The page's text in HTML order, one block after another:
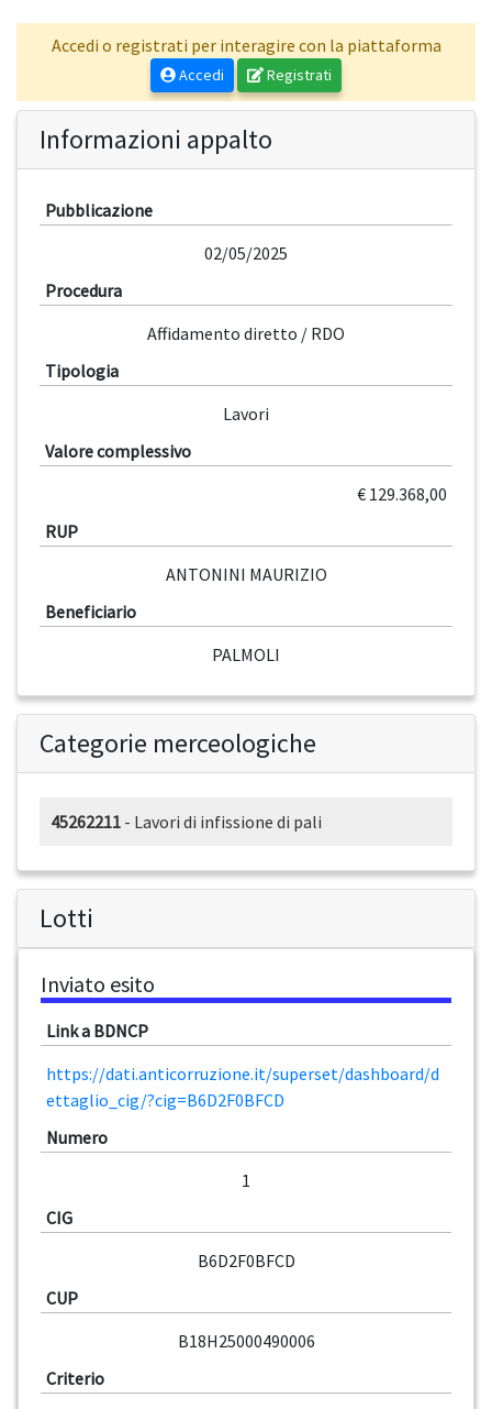
Accedi o registrati per interagire con la piattaforma
Accedi Registrati
Informazioni appalto
Pubblicazione
02/05/2025
Procedura
Affidamento diretto / RDO
Tipologia
Lavori
Valore complessivo
€ 129.368,00
RUP
ANTONINI MAURIZIO
Beneficiario
PALMOLI
Categorie merceologiche
45262211 - Lavori di infissione di pali
Lotti
Inviato esito
Link a BDNCP
https://dati.anticorruzione.it/superset/dashboard/d
ettaglio_cig/?cig=B6D2F0BFCD
Numero
1
CIG
B6D2F0BFCD
CUP
B18H25000490006
Criterio